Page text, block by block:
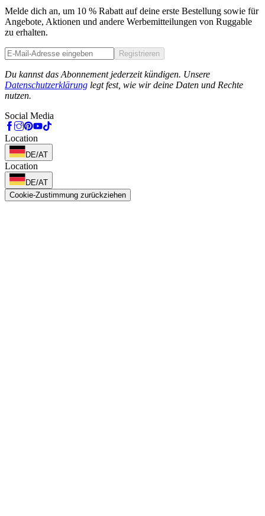
Melde dich an, um 10 % Rabatt auf deine erste Bestellung sowie für
Angebote, Aktionen und andere Werbemitteilungen von Ruggable
zu erhalten.
Registrieren
Du kannst das Abonnement jederzeit kündigen. Unsere
Datenschutzerklärung legt fest, wie wir deine Daten und Rechte
nutzen.
Social Media
Location
DE/AT
Location
DE/AT
Cookie-Zustimmung zurückziehen